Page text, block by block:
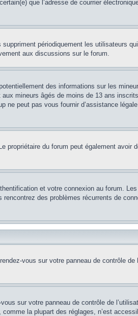
que l’adresse de courrier
périodiquement les utilisateurs
aux discussions sur le forum.
des informations sur les
mineurs âgés de moins de 13 ans
peut pas vous fournir d’assistance
propriétaire du forum peut également
et votre connexion au forum.
des problèmes récurrents de
vous sur votre panneau de contrôle de
sur votre panneau de contrôle de
la plupart des réglages, n’est